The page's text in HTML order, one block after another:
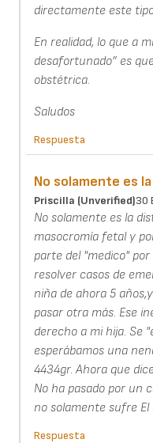
directamente este
En realidad, lo que a
desafortunado” es
obstétrica.
Saludos
Respuesta
No solamente es
Priscilla (unverified)30
No solamente es la
masocromía fetal y
parte del "medico"
resolver casos de
niña de ahora 5
pasar otra más. Ese
derecho a mi hija. Se
esperábamos una
4434gr. Ahora que
No ha pasado por un
no solamente sufre
Respuesta